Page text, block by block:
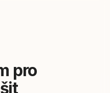
pro